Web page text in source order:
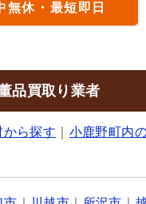
無休・最短即日
品買取り業者
ら探す 小鹿野町内